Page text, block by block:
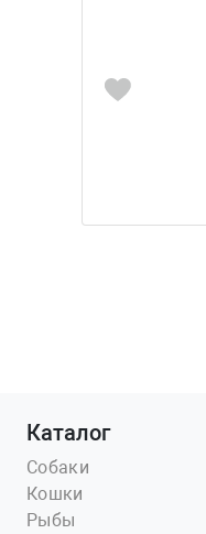
Каталог
Собаки
Кошки
Рыбы